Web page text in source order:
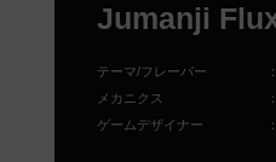
Jumanji
テーマ/フレーバー
メカニクス
ゲームデザイナー